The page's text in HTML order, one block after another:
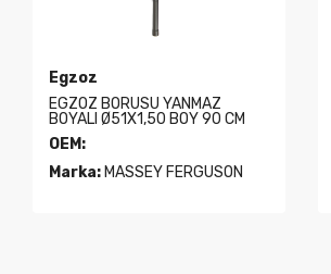
Egzoz
EGZOZ BORUSU YANMAZ
BOYALI Ø51X1,50 BOY 90 CM
OEM:
Marka: MASSEY FERGUSON